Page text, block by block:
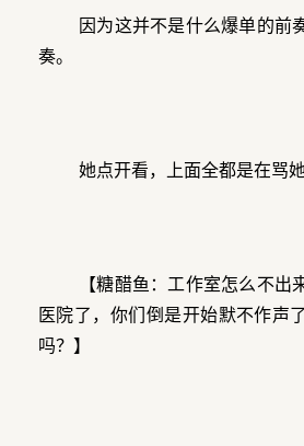
因为这并不是什么爆单的前
奏。
她点开看，上面全都是在骂她
【糖醋鱼：工作室怎么不出
医院了，你们倒是开始默不作声
吗？】